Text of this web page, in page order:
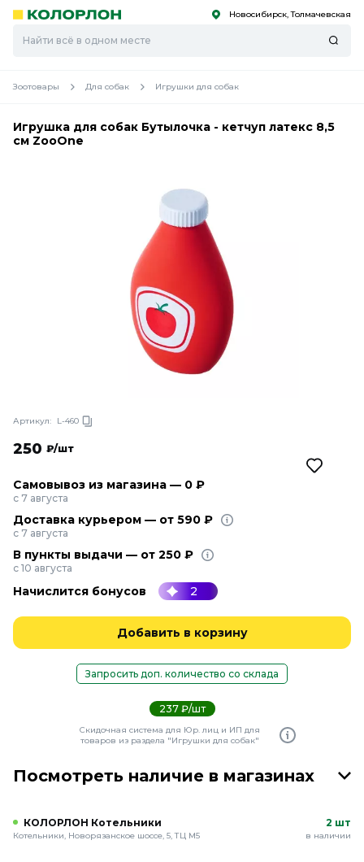
Скоро
Скоро Новосибирск, Толмачевская
Зоотовары Для собак Игрушки для собак
Игрушка для собак Бутылочка - кетчуп латекс 8,5
см ZooOne
Артикул: L-460
250 ₽/шт
Самовывоз из магазина — 0 ₽
с 7 августа
Доставка курьером — от 590 ₽
с 7 августа
В пункты выдачи — от 250 ₽
с 10 августа
Начислится бонусов 2
Добавить в корзину
Запросить доп. количество со склада
237 ₽/шт
Скидочная система для Юр. лиц и ИП для
товаров из раздела "Игрушки для собак"
Посмотреть наличие в магазинах
КОЛОРЛОН Котельники
Котельники, Новорязанское шоссе, 5, ТЦ М5
2 шт
в наличии